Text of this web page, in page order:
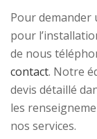
Pour demander
pour
de nous
contact. Notre
devis détaillé
les
nos services.